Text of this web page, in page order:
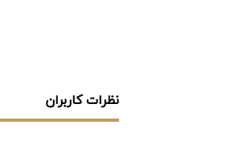
نظرات کاربران